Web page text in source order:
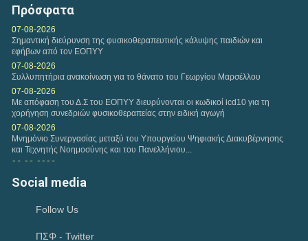
ΕΚΔΗΛΩΣΗΣ ΕΝΔΙΑΦΕΡΟΝΤΟΣ...
Πρόσφατα
07-08-2026
Σημαντική διεύρυνση της φυσικοθεραπευτικής κάλυψης παιδιών και
εφήβων από τον ΕΟΠΥΥ
07-08-2026
Συλλυπητήρια ανακοίνωση για το θάνατο του Γεωργίου Μαρσέλλου
07-08-2026
Με απόφαση του Δ.Σ του ΕΟΠΥΥ διευρύνονται οι κωδικοί icd10 για τη
χορήγηση συνεδριών φυσικοθεραπείας στην ειδική αγωγή
07-08-2026
Μνημόνιο Συνεργασίας μεταξύ του Υπουργείου Ψηφιακής Διακυβέρνησης
και Τεχνητής Νοημοσύνης και του Πανελλήνιου...
06-08-2026
Ανώτατης Εκπαίδευσης Νίκο Παπαϊωάννου
Ιούλιος 2026-Μηνιαία Ανασκόπηση
Ικανοποίηση του Π.Σ.Φ για το Ν. 5322/2026 που αφορά την πρώιμη
Social media
Follow Us
ΠΣΦ - Twitter